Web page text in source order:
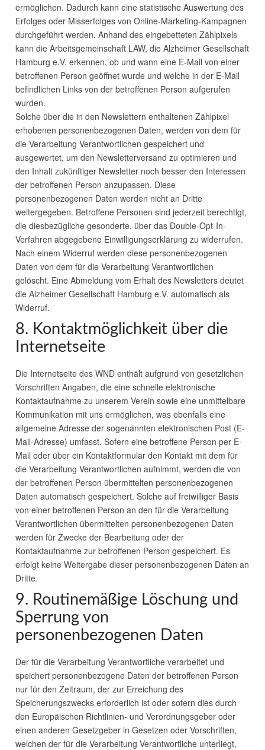
ermöglichen. Dadurch kann eine statistische Auswertung des
Erfolges oder Misserfolges von Online-Marketing-Kampagnen
durchgeführt werden. Anhand des eingebetteten Zählpixels
kann die Arbeitsgemeinschaft LAW, die Alzheimer Gesellschaft
Hamburg e.V. erkennen, ob und wann eine E-Mail von einer
betroffenen Person geöffnet wurde und welche in der E-Mail
befindlichen Links von der betroffenen Person aufgerufen
wurden.
Solche über die in den Newslettern enthaltenen Zählpixel
erhobenen personenbezogenen Daten, werden von dem für
die Verarbeitung Verantwortlichen gespeichert und
ausgewertet, um den Newsletterversand zu optimieren und
den Inhalt zukünftiger Newsletter noch besser den Interessen
der betroffenen Person anzupassen. Diese
personenbezogenen Daten werden nicht an Dritte
weitergegeben. Betroffene Personen sind jederzeit berechtigt,
die diesbezügliche gesonderte, über das Double-Opt-In-
Verfahren abgegebene Einwilligungserklärung zu widerrufen.
Nach einem Widerruf werden diese personenbezogenen
Daten von dem für die Verarbeitung Verantwortlichen
gelöscht. Eine Abmeldung vom Erhalt des Newsletters deutet
die Alzheimer Gesellschaft Hamburg e.V. automatisch als
Widerruf.
8. Kontaktmöglichkeit über die
Internetseite
Die Internetseite desWND enthält aufgrund von gesetzlichen
Vorschriften Angaben, die eine schnelle elektronische
Kontaktaufnahme zu unserem Verein sowie eine unmittelbare
Kommunikation mit uns ermöglichen, was ebenfalls eine
allgemeine Adresse der sogenannten elektronischen Post (E-
Mail-Adresse) umfasst. Sofern eine betroffene Person per E-
Mail oder über ein Kontaktformular den Kontakt mit dem für
die Verarbeitung Verantwortlichen aufnimmt, werden die von
der betroffenen Person übermittelten personenbezogenen
Daten automatisch gespeichert. Solche auf freiwilliger Basis
von einer betroffenen Person an den für die Verarbeitung
Verantwortlichen übermittelten personenbezogenen Daten
werden für Zwecke der Bearbeitung oder der
Kontaktaufnahme zur betroffenen Person gespeichert. Es
erfolgt keine Weitergabe dieser personenbezogenen Daten an
Dritte.
9. Routinemäßige Löschung und
Sperrung von
personenbezogenen Daten
Der für die Verarbeitung Verantwortliche verarbeitet und
speichert personenbezogene Daten der betroffenen Person
nur für den Zeitraum, der zur Erreichung des
Speicherungszwecks erforderlich ist oder sofern dies durch
den Europäischen Richtlinien- und Verordnungsgeber oder
einen anderen Gesetzgeber in Gesetzen oder Vorschriften,
welchen der für die Verarbeitung Verantwortliche unterliegt,